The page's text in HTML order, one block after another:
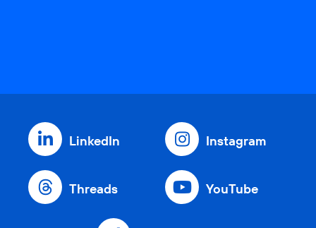
LinkedIn Instagram
Threads YouTube